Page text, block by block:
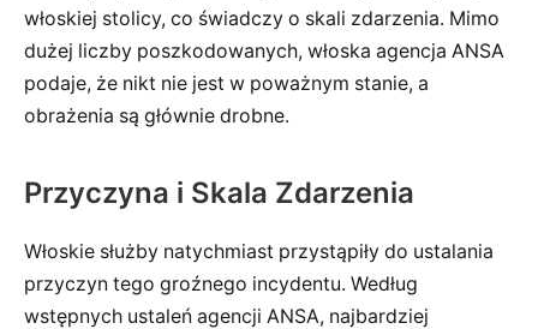
włoskiej stolicy, co świadczy o skali zdarzenia. Mimo
dużej liczby poszkodowanych, włoska agencja ANSA
podaje, że nikt nie jest w poważnym stanie, a
obrażenia są głównie drobne.
Przyczyna i Skala Zdarzenia
Włoskie służby natychmiast przystąpiły do ustalania
przyczyn tego groźnego incydentu. Według
wstępnych ustaleń agencji ANSA, najbardziej